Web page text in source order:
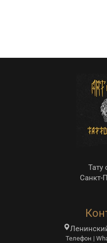
Тату
Санкт-
Телефон |